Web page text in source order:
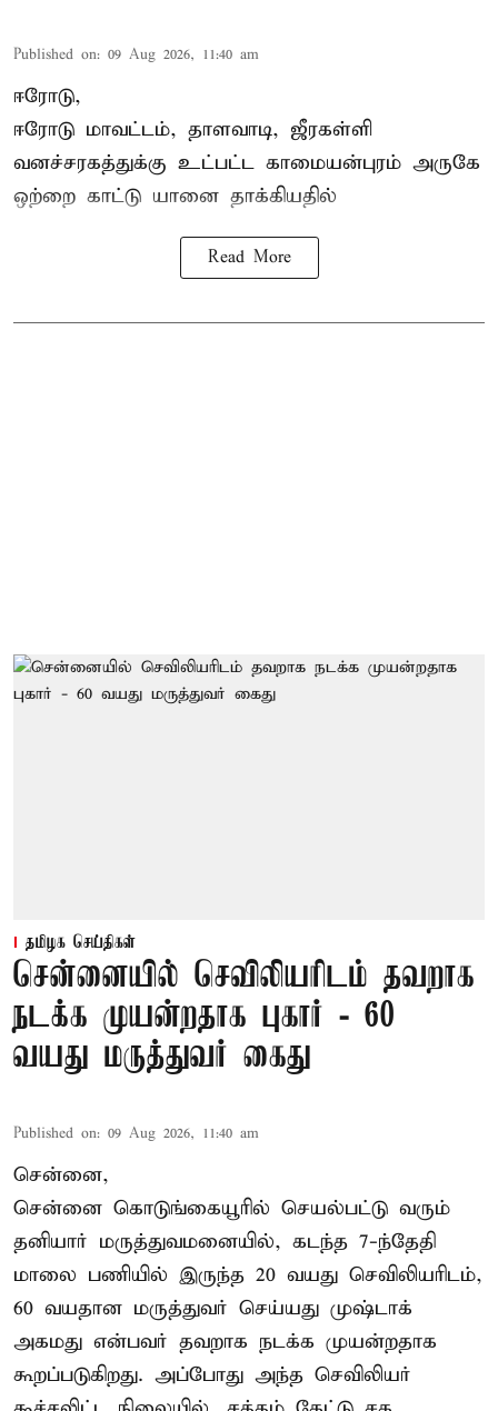
Published on: 09 Aug 2026, 11:40 am
ஈரோடு,
ஈரோடு மாவட்டம், தாளவாடி, ஜீரகள்ளி
வனச்சரகத்துக்கு உட்பட்ட காமையன்புரம் அருகே
ஒற்றை காட்டு யானை தாக்கியதில்
Read More
தமிழக செய்திகள்
சென்னையில் செவிலியரிடம் தவறாக
நடக்க முயன்றதாக புகார் - 60
வயது மருத்துவர் கைது
Published on: 09 Aug 2026, 11:40 am
சென்னை,
சென்னை கொடுங்கையூரில் செயல்பட்டு வரும்
தனியார் மருத்துவமனையில், கடந்த 7-ந்தேதி
மாலை பணியில் இருந்த 20 வயது செவிலியரிடம்,
60 வயதான மருத்துவர் செய்யது முஷ்டாக்
அகமது என்பவர் தவறாக நடக்க முயன்றதாக
கூறப்படுகிறது. அப்போது அந்த செவிலியர்